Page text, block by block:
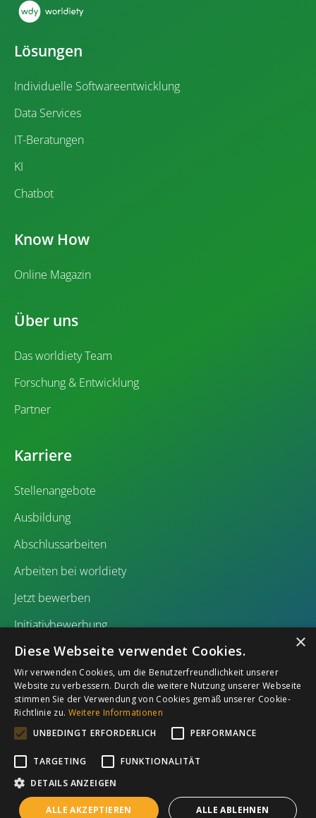
Lösungen
Individuelle Softwareentwicklung
Data Services
IT-Beratungen
KI
Chatbot
Know How
Online Magazin
Über uns
Das worldiety Team
Forschung & Entwicklung
Partner
Karriere
Stellenangebote
Ausbildung
Abschlussarbeiten
Arbeiten bei worldiety
Jetzt bewerben
Initiativbewerbung
Impressum Datenschutz
×
Diese Webseite verwendet Cookies.
Wir verwenden Cookies, um die Benutzerfreundlichkeit unserer
Website zu verbessern. Durch die weitere Nutzung unserer Webseite
stimmen Sie der Verwendung von Cookies gemäß unserer Cookie-
Richtlinie zu. Weitere Informationen
UNBEDINGT ERFORDERLICH
PERFORMANCE
TARGETING
FUNKTIONALITÄT
DETAILS ANZEIGEN
ALLE AKZEPTIEREN ALLE ABLEHNEN